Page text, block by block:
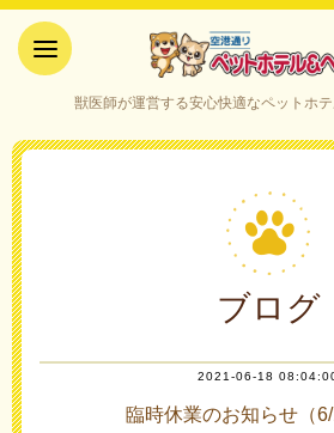
ケア｜山口県宇
獣医師が運営する安心快適なペットホ
ブログ
2021-06-18
臨時休業のお知らせ（6/